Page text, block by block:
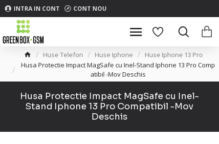
INTRA IN CONT CONT NOU
Huse Telefon Huse Iphone
Huse Iphone 13 Pro
Husa Protectie Impact MagSafe cu Inel-Stand Iphone 13 Pro Comp
atibil -Mov Deschis
Husa Protectie Impact MagSafe cu Inel-
Stand Iphone 13 Pro Compatibil -Mov
Deschis